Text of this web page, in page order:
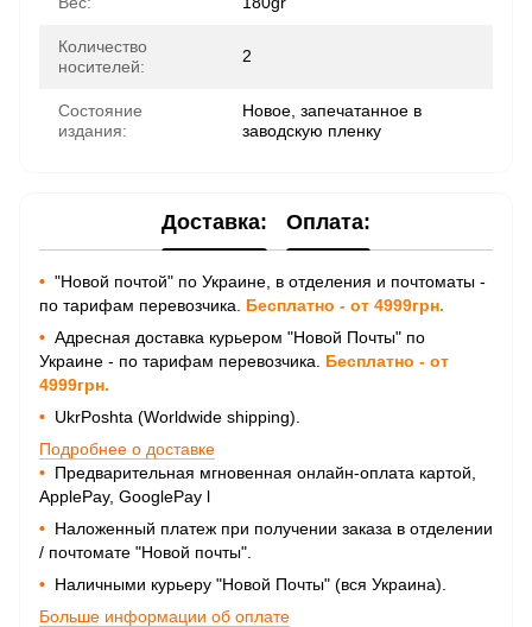
Количество
носителей:
2
Состояние
издания:
Новое, запечатанное в
заводскую пленку
Доставка: Оплата:
• "Новой почтой" по Украине, в отделения и почтоматы -
по тарифам перевозчика. Бесплатно - от 4999грн.
• Адресная доставка курьером "Новой Почты" по
Украине - по тарифам перевозчика. Бесплатно - от
4999грн.
• UkrPoshta (Worldwide shipping).
Подробнее о доставке
• Предварительная мгновенная онлайн-оплата картой,
ApplePay, GooglePay l
• Наложенный платеж при получении заказа в отделении
/ почтомате "Новой почты".
• Наличными курьеру "Новой Почты" (вся Украина).
Больше информации об оплате